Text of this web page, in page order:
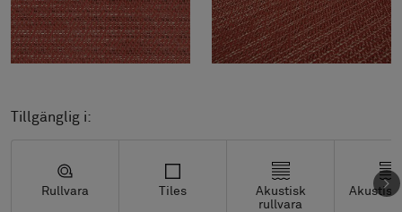
Tillgänglig i:
Rullvara Tiles
Akustisk
rullvara
Akustisk